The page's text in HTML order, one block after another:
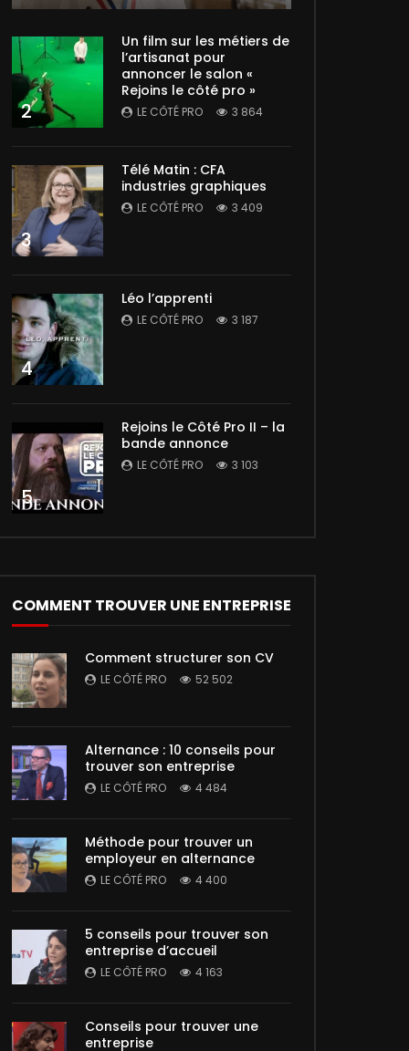
2
Un film sur les métiers de
l’artisanat pour
annoncer le salon «
Rejoins le côté pro »
LE CÔTÉ PRO 3 864
3
Télé Matin : CFA
industries graphiques
LE CÔTÉ PRO 3 409
4
Léo l’apprenti
LE CÔTÉ PRO 3 187
5
Rejoins le Côté Pro II – la
bande annonce
LE CÔTÉ PRO 3 103
COMMENT TROUVER UNE ENTREPRISE
Comment structurer son CV
LE CÔTÉ PRO 52 502
Alternance : 10 conseils pour
trouver son entreprise
LE CÔTÉ PRO 4 484
Méthode pour trouver un
employeur en alternance
LE CÔTÉ PRO 4 400
5 conseils pour trouver son
entreprise d’accueil
LE CÔTÉ PRO 4 163
Conseils pour trouver une
entreprise